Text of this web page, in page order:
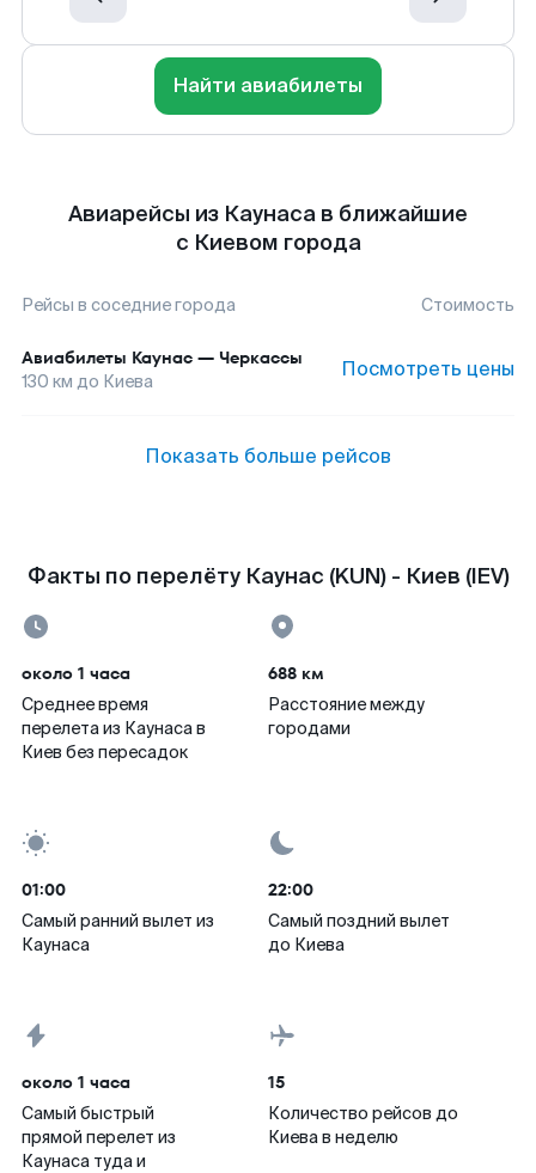
Найти авиабилеты
Авиарейсы из Каунаса в ближайшие
с Киевом города
Рейсы в соседние города Стоимость
Авиабилеты Каунас — Черкассы
130 км до Киева Посмотреть цены
Показать больше рейсов
Факты по перелёту Каунас (KUN) - Киев (IEV)
около 1 часа
Среднее время
перелета из Каунаса в
Киев без пересадок
688 км
Расстояние между
городами
01:00
Самый ранний вылет из
Каунаса
22:00
Самый поздний вылет
до Киева
около 1 часа
Самый быстрый
прямой перелет из
Каунаса туда и
15
Количество рейсов до
Киева в неделю